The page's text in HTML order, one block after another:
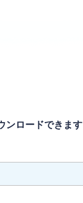
ロードできます